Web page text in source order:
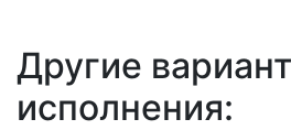
Другие
исполнения: